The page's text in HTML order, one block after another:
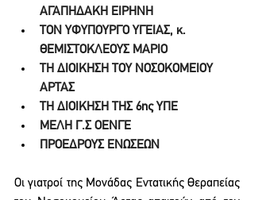
ΑΓΑΠΗΔΑΚΗ ΕΙΡΗΝΗ
ΤΟΝ ΥΦΥΠΟΥΡΓΟ ΥΓΕΙΑΣ, κ.
ΘΕΜΙΣΤΟΚΛΕΟΥΣ ΜΑΡΙΟ
ΤΗ ΔΙΟΙΚΗΣΗ ΤΟΥ ΝΟΣΟΚΟΜΕΙΟΥ
ΑΡΤΑΣ
ΤΗ ΔΙΟΙΚΗΣΗ ΤΗΣ 6ης ΥΠΕ
ΜΕΛΗ Γ.Σ ΟΕΝΓΕ
ΠΡΟΕΔΡΟΥΣ ΕΝΩΣΕΩΝ
Οι γιατροί της Μονάδας Εντατικής Θεραπείας